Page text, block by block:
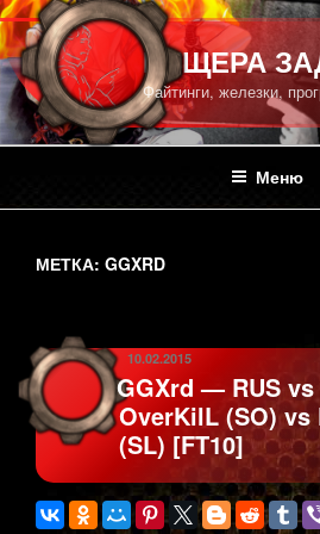
Перейти
к
содержимому
ПЕЩЕРА
Файтинги, железки,
Меню
МЕТКА: GGXRD
ОПУБЛИКОВАНО
10.02.2015
GGXrd — RUS vs
OverKilL (SO)
(SL) [FT10]